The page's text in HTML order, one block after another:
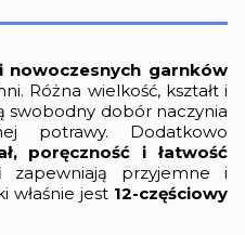
nowoczesnych garnków
Różna wielkość, kształt i
swobodny dobór naczynia
potrawy. Dodatkowo
poręczność i łatwość
zapewniają przyjemne i
właśnie jest 12-częściowy